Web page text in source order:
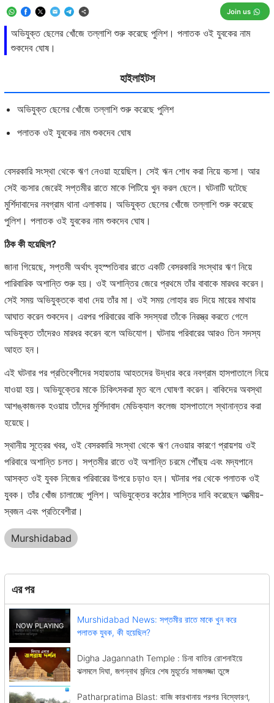
অভিযুক্ত ছেলের খোঁজে তল্লাশি শুরু করেছে পুলিশ। পলাতক ওই যুবকের নাম
শুকদেব ঘোষ।
Join us
হাইলাইটস
অভিযুক্ত ছেলের খোঁজে তল্লাশি শুরু করেছে পুলিশ
পলাতক ওই যুবকের নাম শুকদেব ঘোষ
বেসরকারি সংস্থা থেকে ঋণ নেওয়া হয়েছিল। সেই ঋন শোধ করা নিয়ে বচসা। আর
সেই বচসার জেরেই সপ্তমীর রাতে মাকে পিটিয়ে খুন করল ছেলে। ঘটনাটি ঘটেছে
মুর্শিদাবাদের নবগ্রাম থানা এলাকায়। অভিযুক্ত ছেলের খোঁজে তল্লাশি শুরু করেছে
পুলিশ। পলাতক ওই যুবকের নাম শুকদেব ঘোষ।
ঠিক কী হয়েছিল?
জানা গিয়েছে, সপ্তমী অর্থাৎ বৃহস্পতিবার রাতে একটি বেসরকারি সংস্থার ঋণ নিয়ে
পারিবারিক অশান্তি শুরু হয়। ওই অশান্তির জেরে প্রথমে তাঁর বাবাকে মারধর করেন।
সেই সময় অভিযুক্তকে বাধা দেয় তাঁর মা। ওই সময় লোহার রড দিয়ে মায়ের মাথায়
আঘাত করেন শুকদেব। এরপর পরিবারের বাকি সদস্যরা তাঁকে নিরস্ত্র করতে গেলে
অভিযুক্ত তাঁদেরও মারধর করেন বলে অভিযোগ। ঘটনায় পরিবারের আরও তিন সদস্য
আহত হন।
এই ঘটনার পর প্রতিবেশীদের সহায়তায় আহতদের উদ্ধার করে নবগ্রাম হাসপাতালে নিয়ে
যাওয়া হয়। অভিযুক্তের মাকে চিকিৎসকরা মৃত বলে ঘোষণা করেন। বাকিদের অবস্থা
আশঙ্কাজনক হওয়ায় তাঁদের মুর্শিদাবাদ মেডিক্যাল কলেজ হাসপাতালে স্থানান্তর করা
হয়েছে।
স্থানীয় সূত্রের খবর, ওই বেসরকারি সংস্থা থেকে ঋণ নেওয়ার কারণে প্রায়শয় ওই
পরিবারে অশান্তি চলত। সপ্তমীর রাতে ওই অশান্তি চরমে পৌঁছয় এবং মদ্যপানে
আসক্ত ওই যুবক নিজের পরিবারের উপরে চড়াও হন। ঘটনার পর থেকে পলাতক ওই
যুবক। তাঁর খোঁজ চালাচ্ছে পুলিশ। অভিযুক্তের কঠোর শাস্তির দাবি করেছেন আত্মীয়-
স্বজন এবং প্রতিবেশীরা।
Murshidabad
এর পর
Murshidabad News: সপ্তমীর রাতে মাকে খুন করে
পলাতক যুবক, কী হয়েছিল?
Digha Jagannath Temple : চিনা বাতির রোশনাইয়ে
ঝলমলে দিঘা, জগন্নাথ মন্দিরে শেষ মুহূর্তের সাজসজ্জা তুঙ্গে
Patharpratima Blast: বাজি কারখানায় পরপর বিস্ফোরণ,